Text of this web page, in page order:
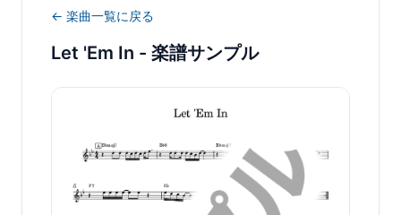
← 楽曲一覧に戻る
Let 'Em In - 楽譜サンプル